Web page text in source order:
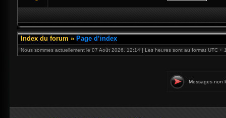
Index du forum » Page d’index
Nous sommes actuellement le 07 Août 2026, 12:14 | Les heures sont au format UTC +
Messages non